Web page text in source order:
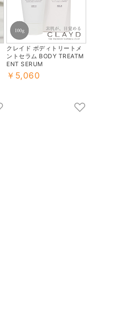
クレイド ボディトリートメ
ントセラム BODY TREATM
ENT SERUM
￥5,060